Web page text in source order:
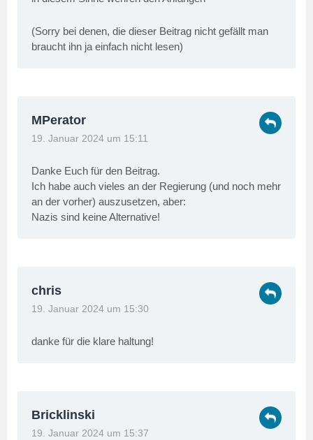
(Sorry bei denen, die dieser Beitrag nicht gefällt man
braucht ihn ja einfach nicht lesen)
MPerator
19. Januar 2024 um 15:11
Danke Euch für den Beitrag.
Ich habe auch vieles an der Regierung (und noch mehr
an der vorher) auszusetzen, aber:
Nazis sind keine Alternative!
chris
19. Januar 2024 um 15:30
danke für die klare haltung!
Bricklinski
19. Januar 2024 um 15:37